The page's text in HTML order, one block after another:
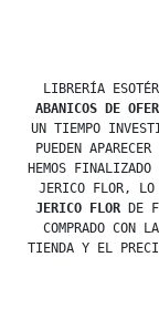
LIBRERÍA
ABANICOS DE
UN TIEMPO
PUEDEN
HEMOS
JERICO FLOR, LO
JERICO FLORDE
COMPRADO CON
TIENDA Y EL